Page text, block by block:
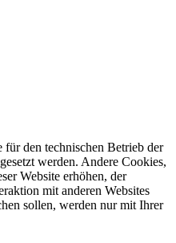
für den technischen Betrieb der
werden. Andere Cookies,
Website erhöhen, der
mit anderen Websites
sollen, werden nur mit Ihrer